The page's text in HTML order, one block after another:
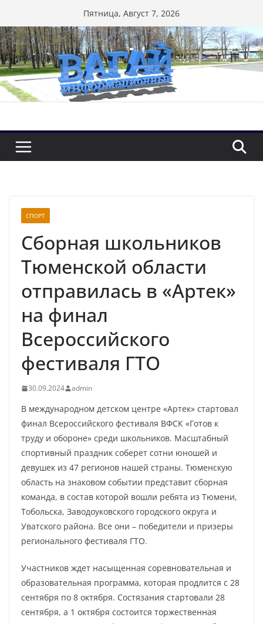
к
содержимому
Пятница, Август 7, 2026
СПОРТ
Сборная школьников
Тюменской области
отправилась в «Артек»
на финал
Всероссийского
фестиваля ГТО
30.09.2024 admin
В международном детском центре «Артек» стартовал
финал Всероссийского фестиваля ВФСК «Готов к
труду и обороне» среди школьников. Масштабный
спортивный праздник соберет сотни юношей и
девушек из 47 регионов нашей страны. Тюменскую
область на знаковом событии представит сборная
команда, в состав которой вошли ребята из Тюмени,
Тобольска, Заводоуковского городского округа и
Уватского района. Все они – победители и призеры
регионального фестиваля ГТО.
Участников ждет насыщенная соревновательная и
образовательная программа, которая продлится с 28
сентября по 8 октября. Состязания стартовали 28
сентября, а 1 октября состоится торжественная